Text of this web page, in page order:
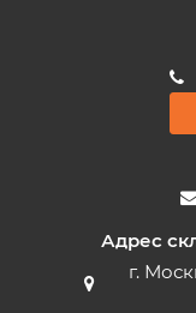
Адрес
г.